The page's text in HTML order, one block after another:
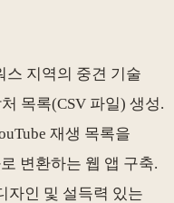
스 지역의 중견 기술
목록(CSV 파일) 생성.
재생 목록을
변환하는 웹 앱 구축.
자인 및 설득력 있는